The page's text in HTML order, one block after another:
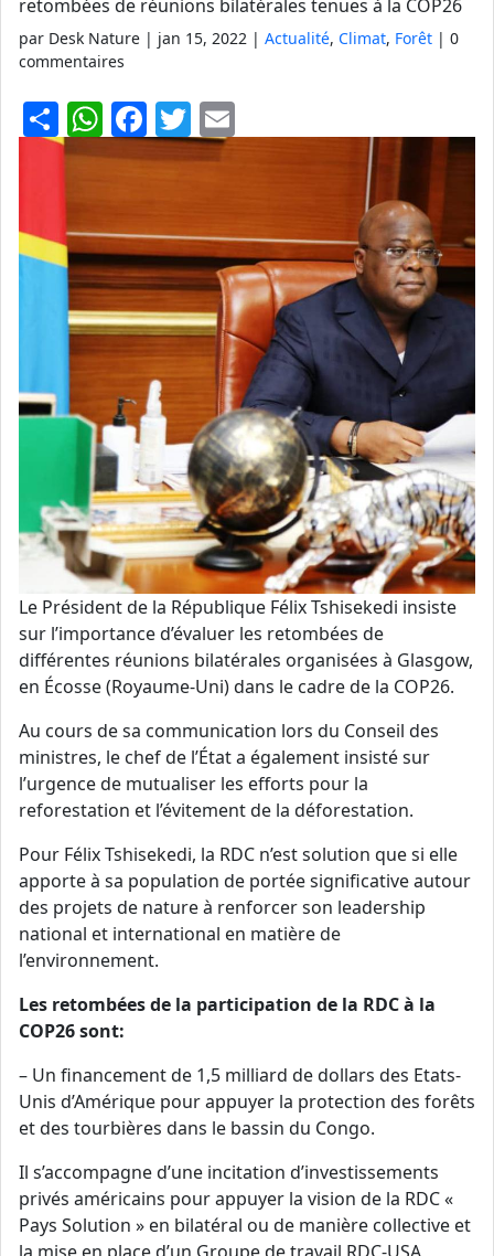
retombées de réunions bilatérales tenues à la COP26
par Desk Nature | jan 15, 2022 | Actualité, Climat, Forêt | 0
commentaires
S
h
e
W
h
s
A
p
p
F
a
e
b
o
o
k
T
w
er
m
Le Président de la République Félix Tshisekedi insiste
sur l’importance d’évaluer les retombées de
différentes réunions bilatérales organisées à Glasgow,
en Écosse (Royaume-Uni) dans le cadre de la COP26.
Au cours de sa communication lors du Conseil des
ministres, le chef de l’État a également insisté sur
l’urgence de mutualiser les efforts pour la
reforestation et l’évitement de la déforestation.
Pour Félix Tshisekedi, la RDC n’est solution que si elle
apporte à sa population de portée significative autour
des projets de nature à renforcer son leadership
national et international en matière de
l’environnement.
Les retombées de la participation de la RDC à la
COP26 sont:
– Un financement de 1,5 milliard de dollars des Etats-
Unis d’Amérique pour appuyer la protection des forêts
et des tourbières dans le bassin du Congo.
Il s’accompagne d’une incitation d’investissements
privés américains pour appuyer la vision de la RDC «
Pays Solution » en bilatéral ou de manière collective et